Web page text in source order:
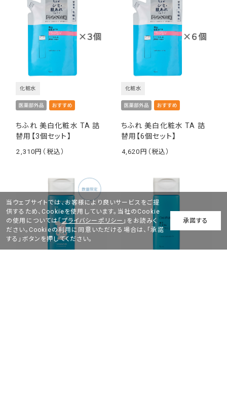
ちふれ 美白化粧水 TA 詰
替用【3個セット】
化粧水
2,310
ちふれ 美白化粧水 TA 詰
替用【6個セット】
化粧水
4,620
当ウェブサイトでは、お客様により良いサービスをご提
供するため、Cookieを使用しています。当社のCookie
の使用については「プライバシーポリシー 」をお読みく
ださい。Cookieの利用に同意いただける場合は、「承諾
する」ボタンを押してください。
承諾する